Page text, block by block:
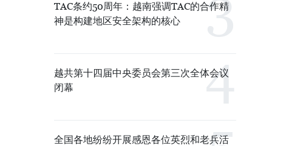
TAC条约50周年：越南强调TAC的合作精
神是构建地区安全架构的核心
越共第十四届中央委员会第三次全体会议
闭幕
全国各地纷纷开展感恩各位英烈和老兵活